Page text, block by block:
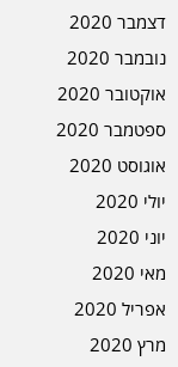
דצמבר 2020
נובמבר 2020
אוקטובר 2020
ספטמבר 2020
אוגוסט 2020
יולי 2020
יוני 2020
מאי 2020
אפריל 2020
מרץ 2020